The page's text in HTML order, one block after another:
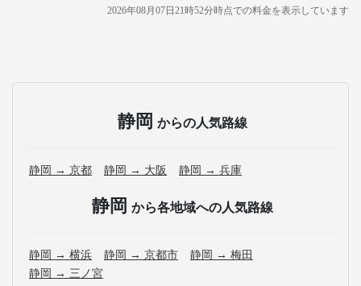
2026年08月07日21時52分時点での料金を表示しています
静岡 からの人気路線
静岡 → 京都 静岡 → 大阪 静岡 → 兵庫
静岡 から各地域への人気路線
静岡 → 横浜 静岡 → 京都市
静岡 → 梅田
静岡 → 三ノ宮